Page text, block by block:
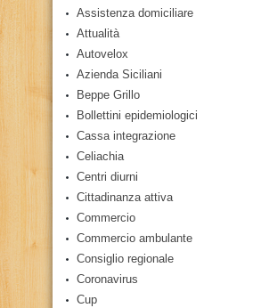
Assistenza domiciliare
Attualità
Autovelox
Azienda Siciliani
Beppe Grillo
Bollettini epidemiologici
Cassa integrazione
Celiachia
Centri diurni
Cittadinanza attiva
Commercio
Commercio ambulante
Consiglio regionale
Coronavirus
Cup